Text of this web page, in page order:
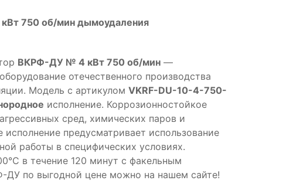
750 об/мин дымоудаления
ВКРФ-ДУ № 4 кВт 750 об/мин —
отечественного производства
Модель с артикулом VKRF-DU-10-4-750-
исполнение. Коррозионностойкое
сред, химических паров и
предусматривает использование
работы в специфических условиях.
в течение 120 минут с факельным
ДУ по выгодной цене можно на нашем сайте!